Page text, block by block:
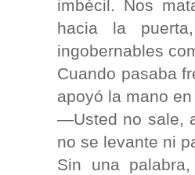
imbécil. Nos
hacia la
ingobernables
Cuando pasaba
apoyó la mano
—Usted no sale,
no se levante ni
Sin una